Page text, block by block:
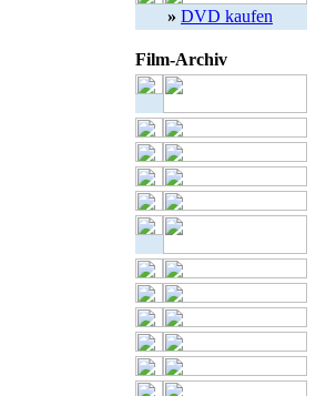
» DVD kaufen
Film-Archiv